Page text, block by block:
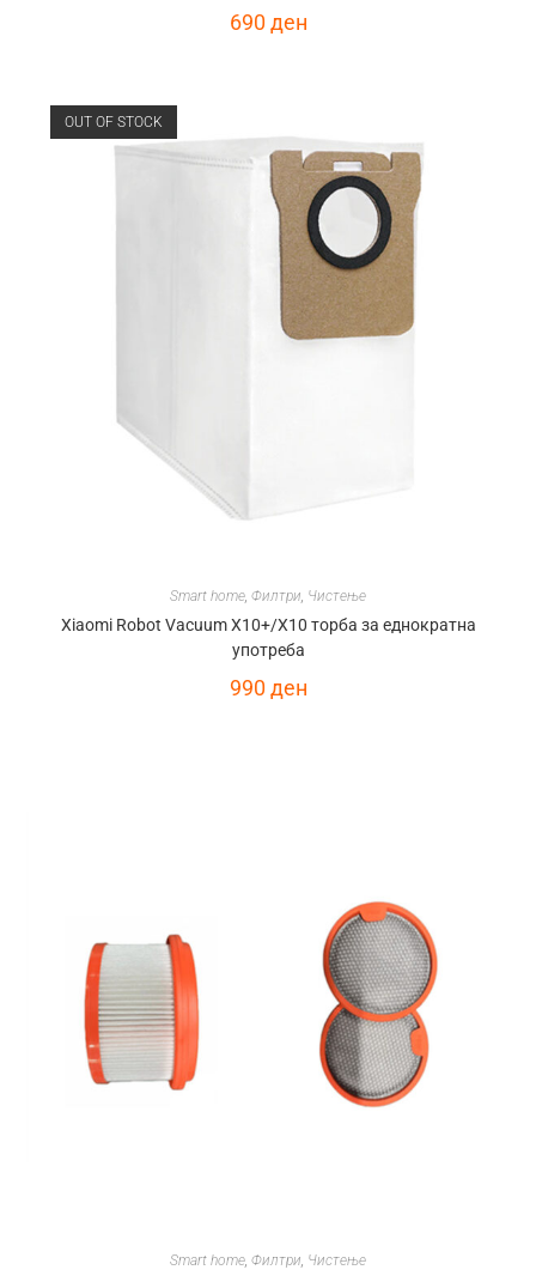
690ден
OUT OF STOCK
Smart home Филтри Чистење
Xiaomi Robot Vacuum X10+/X10 торба за еднократна
употреба
990ден
Smart home Филтри Чистење